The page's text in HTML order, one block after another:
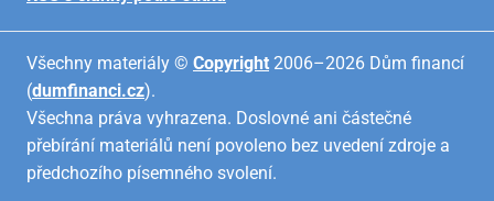
Všechny materiály © Copyright 2006–2026 Dům financí
(dumfinanci.cz).
Všechna práva vyhrazena. Doslovné ani částečné
přebírání materiálů není povoleno bez uvedení zdroje a
předchozího písemného svolení.